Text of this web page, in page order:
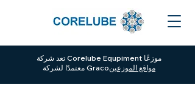
تعد شركة Corelube Equpiment موزعًا
معتمدًا لشركة Gracoمواقع الموزعين